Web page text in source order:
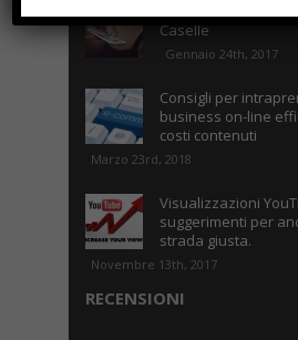
Caselle
Gennaio 24th, 2017
Consigli per
business on-line
costi contenuti
Marzo 23rd, 2018
Visualizzazioni
suggerimenti per
strada giusta.
Novembre 13th, 2017
RECENSIONI